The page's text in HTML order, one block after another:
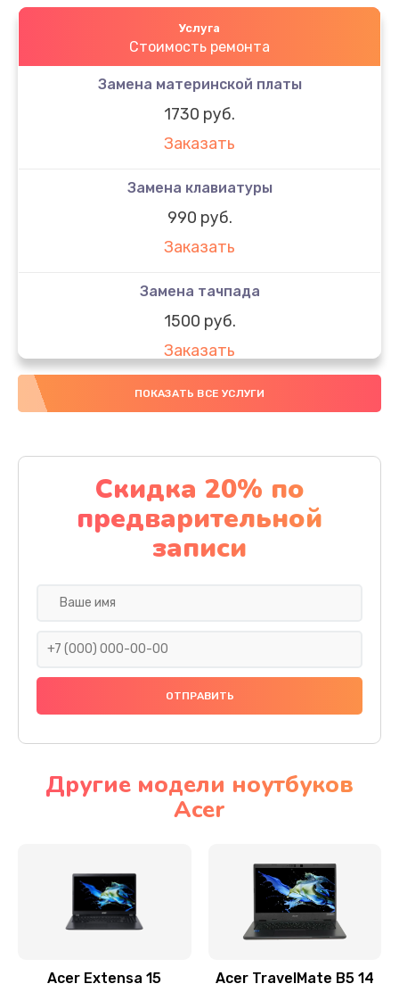
Услуга
Стоимость ремонта
Замена материнской платы
1730 руб.
Заказать
Замена клавиатуры
990 руб.
Заказать
Замена тачпада
1500 руб.
Заказать
Замена южного моста
Заказать
Чистка от пыли
1060 руб.
Заказать
Ремонт подсветки
Настройка BIOS
Замена видеочипа
Заказать
ПОКАЗАТЬ ВСЕ УСЛУГИ
Скидка 20% по
предварительной
записи
Другие модели ноутбуков
Acer
Acer Extensa 15 Acer TravelMate B5 14